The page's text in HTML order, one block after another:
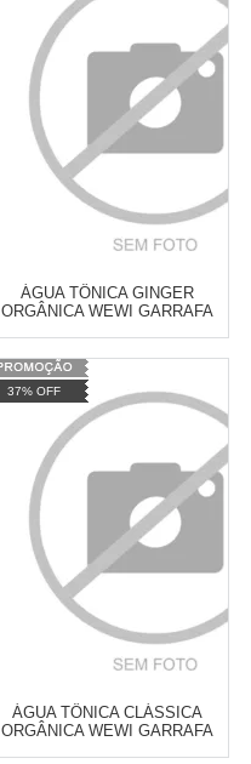
Revendedor)
10
Cat:
COMPRAR
ÁGUA TÔNICA GINGER
ORGÂNICA WEWI GARRAFA
Varejo:
Atacado: R$ 2.550,90 (Apenas
Revendedor)
10
Cat:
COMPRAR
37% OFF
ÁGUA TÔNICA CLÁSSICA
ORGÂNICA WEWI GARRAFA